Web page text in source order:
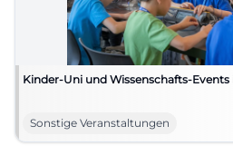
Kinder-Uni und Wissenschafts-
Sonstige Veranstaltungen